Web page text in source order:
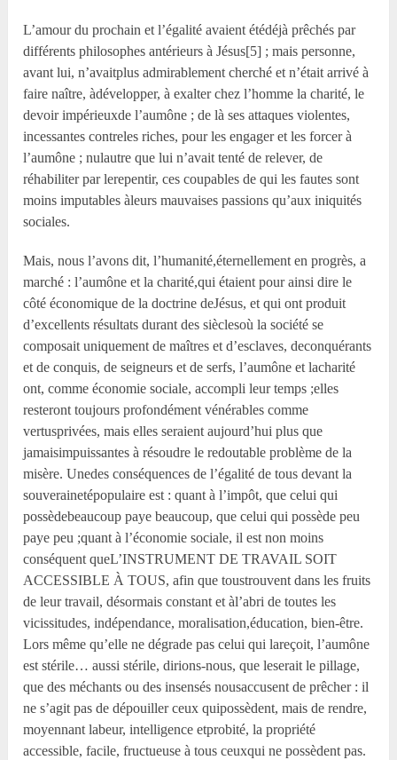
L’amour du prochain et l’égalité avaient étédéjà prêchés par
différents philosophes antérieurs à Jésus[5] ; mais personne,
avant lui, n’avaitplus admirablement cherché et n’était arrivé à
faire naître, àdévelopper, à exalter chez l’homme la charité, le
devoir impérieuxde l’aumône ; de là ses attaques violentes,
incessantes contreles riches, pour les engager et les forcer à
l’aumône ; nulautre que lui n’avait tenté de relever, de
réhabiliter par lerepentir, ces coupables de qui les fautes sont
moins imputables àleurs mauvaises passions qu’aux iniquités
sociales.
Mais, nous l’avons dit, l’humanité,éternellement en progrès, a
marché : l’aumône et la charité,qui étaient pour ainsi dire le
côté économique de la doctrine deJésus, et qui ont produit
d’excellents résultats durant des sièclesoù la société se
composait uniquement de maîtres et d’esclaves, deconquérants
et de conquis, de seigneurs et de serfs, l’aumône et lacharité
ont, comme économie sociale, accompli leur temps ;elles
resteront toujours profondément vénérables comme
vertusprivées, mais elles seraient aujourd’hui plus que
jamaisimpuissantes à résoudre le redoutable problème de la
misère. Unedes conséquences de l’égalité de tous devant la
souverainetépopulaire est : quant à l’impôt, que celui qui
possèdebeaucoup paye beaucoup, que celui qui possède peu
paye peu ;quant à l’économie sociale, il est non moins
conséquent queL’INSTRUMENT DE TRAVAIL SOIT
ACCESSIBLE À TOUS, afin que toustrouvent dans les fruits
de leur travail, désormais constant et àl’abri de toutes les
vicissitudes, indépendance, moralisation,éducation, bien-être.
Lors même qu’elle ne dégrade pas celui qui lareçoit, l’aumône
est stérile… aussi stérile, dirions-nous, que leserait le pillage,
que des méchants ou des insensés nousaccusent de prêcher : il
ne s’agit pas de dépouiller ceux quipossèdent, mais de rendre,
moyennant labeur, intelligence etprobité, la propriété
accessible, facile, fructueuse à tous ceuxqui ne possèdent pas.